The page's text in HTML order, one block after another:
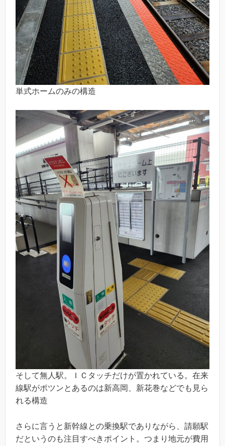
単式ホームのみの構造
そして無人駅。ＩＣタッチだけが置かれている。在来
線駅がポツンとあるのは新高岡、新花巻などでも見ら
れる構造
さらに言うと新幹線との乗換駅でありながら、請願駅
だというのも注目すべきポイント。つまり地元が費用